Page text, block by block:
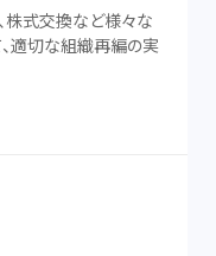
株式交換など様々な
、適切な組織再編の実